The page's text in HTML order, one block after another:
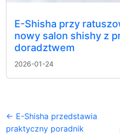
E-Shisha przy
nowy salon shishy z
doradztwem
2026-01-24
← E-Shisha przedstawia
praktyczny poradnik